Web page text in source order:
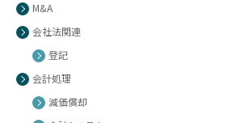
M&A
会社法関連
登記
会計処理
減価償却